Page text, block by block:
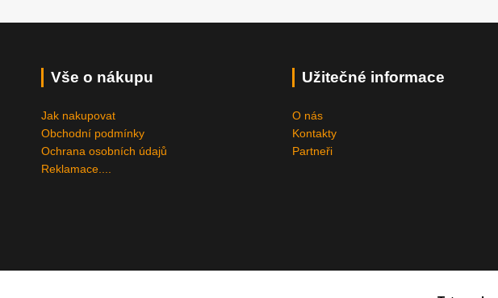
Vše o nákupu
Jak nakupovat
Obchodní podmínky
Ochrana osobních údajů
Reklamace....
Užitečné informace
O nás
Kontakty
Partneři